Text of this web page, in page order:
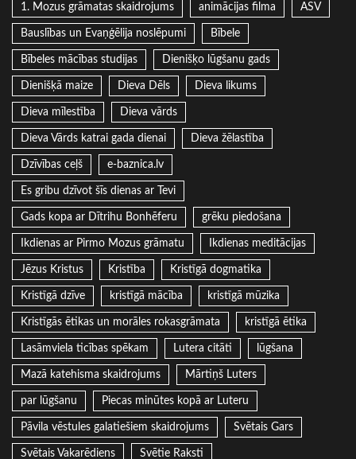
1. Mozus grāmatas skaidrojums animācijas filma ASV
Bauslības un Evaņģēlija noslēpumi Bībele
Bībeles mācības studijas Dienišķo lūgšanu gads
Dienišķā maize Dieva Dēls Dieva likums
Dieva mīlestība Dieva vārds
Dieva Vārds katrai gada dienai Dieva žēlastība
Dzīvības ceļš e-baznica.lv
Es gribu dzīvot šīs dienas ar Tevi
Gads kopa ar Dītrihu Bonhēferu grēku piedošana
Ikdienas ar Pirmo Mozus grāmatu Ikdienas meditācijas
Jēzus Kristus Kristība Kristīgā dogmatika
Kristīgā dzīve kristīgā mācība kristīgā mūzika
Kristīgās ētikas un morāles rokasgrāmata kristīgā ētika
Lasāmviela ticības spēkam Lutera citāti lūgšana
Mazā katehisma skaidrojums Mārtiņš Luters
par lūgšanu Piecas minūtes kopā ar Luteru
Pāvila vēstules galatiešiem skaidrojums Svētais Gars
Svētais Vakarēdiens Svētie Raksti